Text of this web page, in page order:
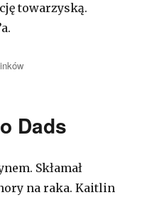
towarzyską.
Dads
Skłamał
na raka. Kaitlin